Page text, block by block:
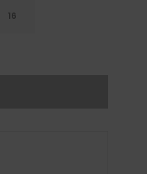
16